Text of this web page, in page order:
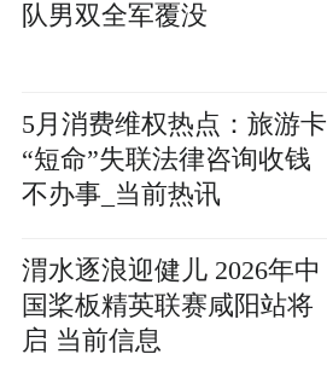
队男双全军覆没
5月消费维权热点：旅游卡
“短命”失联法律咨询收钱
不办事_当前热讯
渭水逐浪迎健儿 2026年中
国桨板精英联赛咸阳站将
启 当前信息